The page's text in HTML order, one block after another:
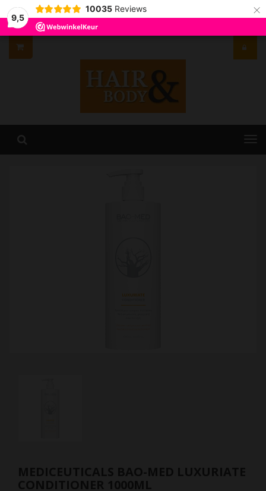
9,5
10035 Reviews ×